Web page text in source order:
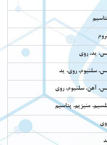
ید، روی
سلنیوم، روی، ید
آهن، سلنیوم، روی
منیزیم، پتاسیم